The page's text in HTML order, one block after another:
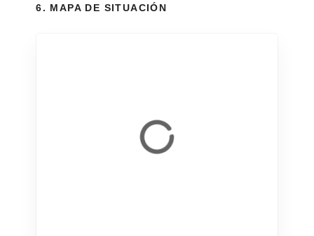
6. MAPA DE SITUACIÓN